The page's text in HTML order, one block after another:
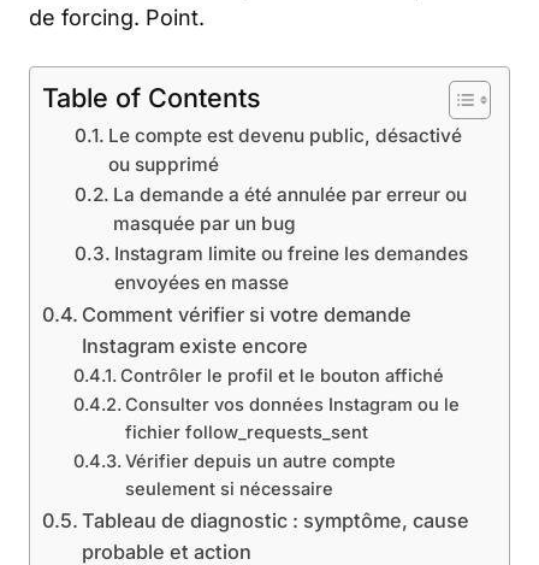
de forcing. Point.
Table of Contents
Le compte est devenu public, désactivé
ou supprimé
La demande a été annulée par erreur ou
masquée par un bug
Instagram limite ou freine les demandes
envoyées en masse
Comment vérifier si votre demande
Instagram existe encore
Contrôler le profil et le bouton affiché
Consulter vos données Instagram ou le
fichier follow_requests_sent
Vérifier depuis un autre compte
seulement si nécessaire
Tableau de diagnostic : symptôme, cause
probable et action